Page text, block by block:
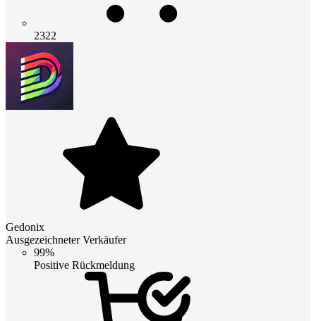
2322
Gedonix
Ausgezeichneter Verkäufer
99%
Positive Rückmeldung